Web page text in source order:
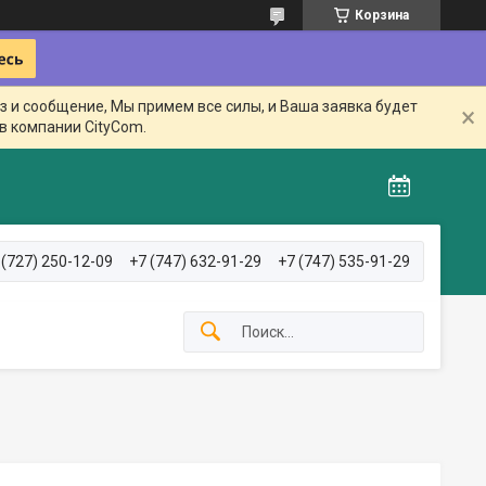
Корзина
и сообщение, Мы примем все силы, и Ваша заявка будет
компании CityCom.
(727) 250-12-09 +7 (747) 632-91-29 +7 (747) 535-91-29